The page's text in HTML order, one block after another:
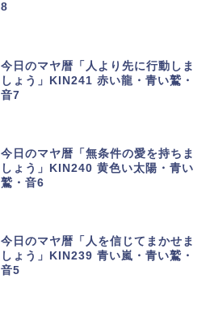
8
今日のマヤ暦「人より先に行動しま
しょう」KIN241 赤い龍・青い鷲・
音7
今日のマヤ暦「無条件の愛を持ちま
しょう」KIN240 黄色い太陽・青い
鷲・音6
今日のマヤ暦「人を信じてまかせま
しょう」KIN239 青い嵐・青い鷲・
音5